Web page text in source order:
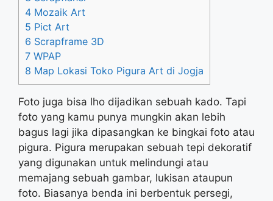
4 Mozaik Art
5 Pict Art
6 Scrapframe 3D
7 WPAP
8 Map Lokasi Toko Pigura Art di Jogja
Foto juga bisa lho dijadikan sebuah kado. Tapi
foto yang kamu punya mungkin akan lebih
bagus lagi jika dipasangkan ke bingkai foto atau
pigura. Pigura merupakan sebuah tepi dekoratif
yang digunakan untuk melindungi atau
memajang sebuah gambar, lukisan ataupun
foto. Biasanya benda ini berbentuk persegi,